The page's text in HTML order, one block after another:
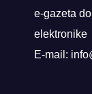
e-gazeta
elektronike
E-mail: